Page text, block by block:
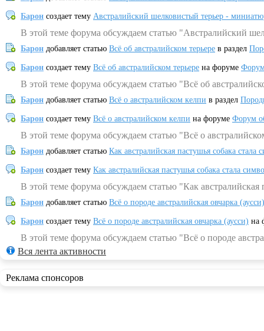
Барон создает тему Австралийский шелковистый терьер -
В этой теме форума обсуждаем статью "Австралийский
Барон добавляет статью Всё об австралийском терьере в раздел
Барон создает тему Всё об австралийском терьере на форуме
В этой теме форума обсуждаем статью "Всё об
Барон добавляет статью Всё о австралийском келпи в раздел
Барон создает тему Всё о австралийском келпи на форуме Форум
В этой теме форума обсуждаем статью "Всё о
Барон добавляет статью Как австралийская пастушья собака
Барон создает тему Как австралийская пастушья собака стала
В этой теме форума обсуждаем статью "Как
Барон добавляет статью Всё о породе австралийская овчарка (аусси)
Барон создает тему Всё о породе австралийская овчарка (аусси) на
В этой теме форума обсуждаем статью "Всё о породе
Вся лента активности
Реклама спонсоров